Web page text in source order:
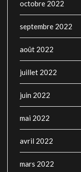
octobre 2022
septembre 2022
août 2022
juillet 2022
juin 2022
mai 2022
avril 2022
mars 2022